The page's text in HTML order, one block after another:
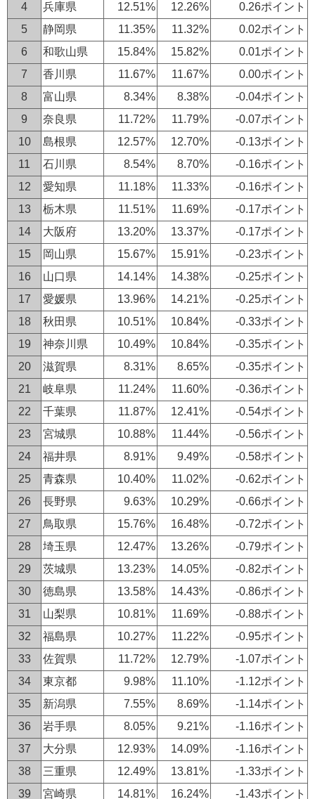
4
兵庫県 12.51% 12.26%
0.26ポイント
5
静岡県 11.35% 11.32%
0.02ポイント
6
和歌山県 15.84% 15.82%
0.01ポイント
7
香川県 11.67% 11.67%
0.00ポイント
8
富山県 8.34% 8.38%
-0.04ポイント
9
奈良県 11.72% 11.79%
-0.07ポイント
10
島根県 12.57% 12.70%
-0.13ポイント
11
石川県 8.54% 8.70%
-0.16ポイント
12
愛知県 11.18% 11.33%
-0.16ポイント
13
栃木県 11.51% 11.69%
-0.17ポイント
14
大阪府 13.20% 13.37%
-0.17ポイント
15
岡山県 15.67% 15.91%
-0.23ポイント
16
山口県 14.14% 14.38%
-0.25ポイント
17
愛媛県 13.96% 14.21%
-0.25ポイント
18
秋田県 10.51% 10.84%
-0.33ポイント
19
神奈川県 10.49% 10.84%
-0.35ポイント
20
滋賀県 8.31% 8.65%
-0.35ポイント
21
岐阜県 11.24% 11.60%
-0.36ポイント
22
千葉県 11.87% 12.41%
-0.54ポイント
23
宮城県 10.88% 11.44%
-0.56ポイント
24
福井県 8.91% 9.49%
-0.58ポイント
25
青森県 10.40% 11.02%
-0.62ポイント
26
長野県 9.63% 10.29%
-0.66ポイント
27
鳥取県 15.76% 16.48%
-0.72ポイント
28
埼玉県 12.47% 13.26%
-0.79ポイント
29
茨城県 13.23% 14.05%
-0.82ポイント
30
徳島県 13.58% 14.43%
-0.86ポイント
31
山梨県 10.81% 11.69%
-0.88ポイント
32
福島県 10.27% 11.22%
-0.95ポイント
33
佐賀県 11.72% 12.79%
-1.07ポイント
34
東京都 9.98% 11.10%
-1.12ポイント
35
新潟県 7.55% 8.69%
-1.14ポイント
36
岩手県 8.05% 9.21%
-1.16ポイント
37
大分県 12.93% 14.09%
-1.16ポイント
38
三重県 12.49% 13.81%
-1.33ポイント
39
宮崎県 14.81% 16.24%
-1.43ポイント